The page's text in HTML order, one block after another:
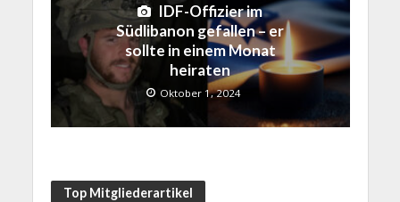
IDF-Offizier im
Südlibanon gefallen – er
sollte in einem Monat
heiraten
Oktober 1, 2024
Top Mitgliederartikel